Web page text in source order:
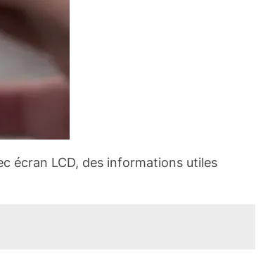
écran LCD, des informations utiles